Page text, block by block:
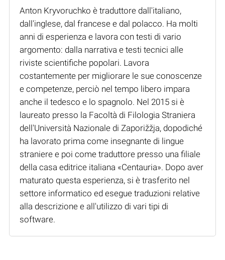
Anton Kryvoruchko è traduttore dall'italiano,
dall'inglese, dal francese e dal polacco. Ha molti
anni di esperienza e lavora con testi di vario
argomento: dalla narrativa e testi tecnici alle
riviste scientifiche popolari. Lavora
costantemente per migliorare le sue conoscenze
e competenze, perciò nel tempo libero impara
anche il tedesco e lo spagnolo. Nel 2015 si è
laureato presso la Facoltà di Filologia Straniera
dell'Università Nazionale di Zaporižžja, dopodiché
ha lavorato prima come insegnante di lingue
straniere e poi come traduttore presso una filiale
della casa editrice italiana «Centauria». Dopo aver
maturato questa esperienza, si è trasferito nel
settore informatico ed esegue traduzioni relative
alla descrizione e all'utilizzo di vari tipi di
software.